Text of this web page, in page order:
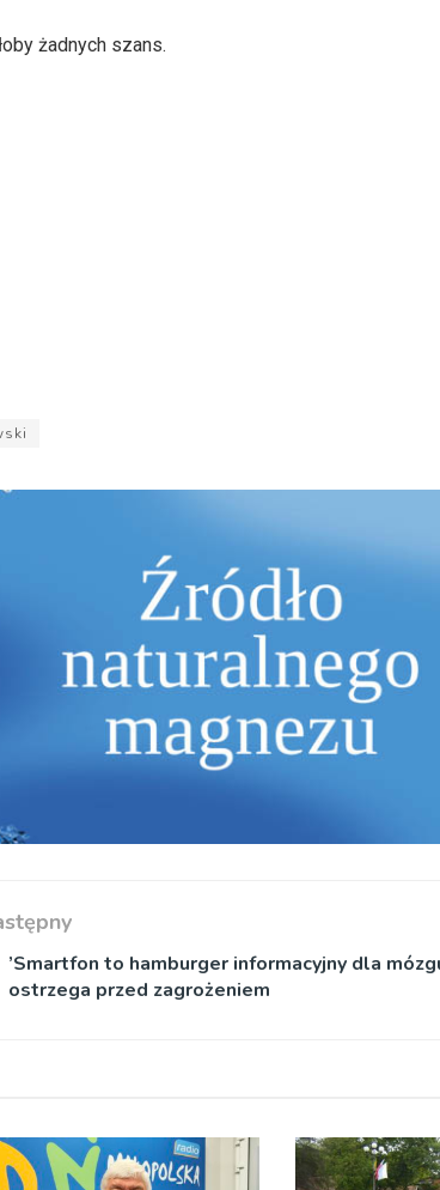
żadnych szans.
’Smartfon to hamburger informacyjny dla
ostrzega przed zagrożeniem